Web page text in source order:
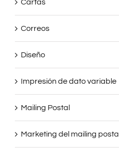
Cartas
Correos
Diseño
Impresión de dato variable
Mailing Postal
Marketing del mailing postal